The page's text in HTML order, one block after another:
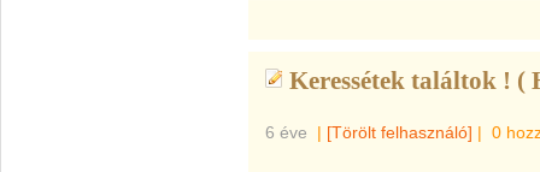
Keressétek találtok ! (
6 éve | [Törölt felhasználó] | 0